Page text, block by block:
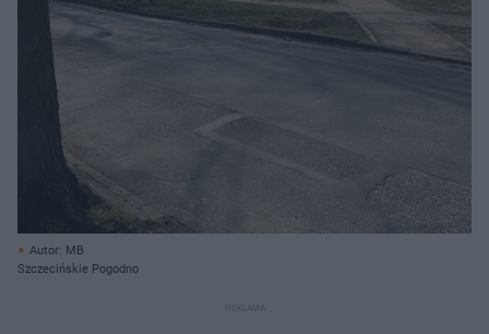
Autor: MB
Szczecińskie Pogodno